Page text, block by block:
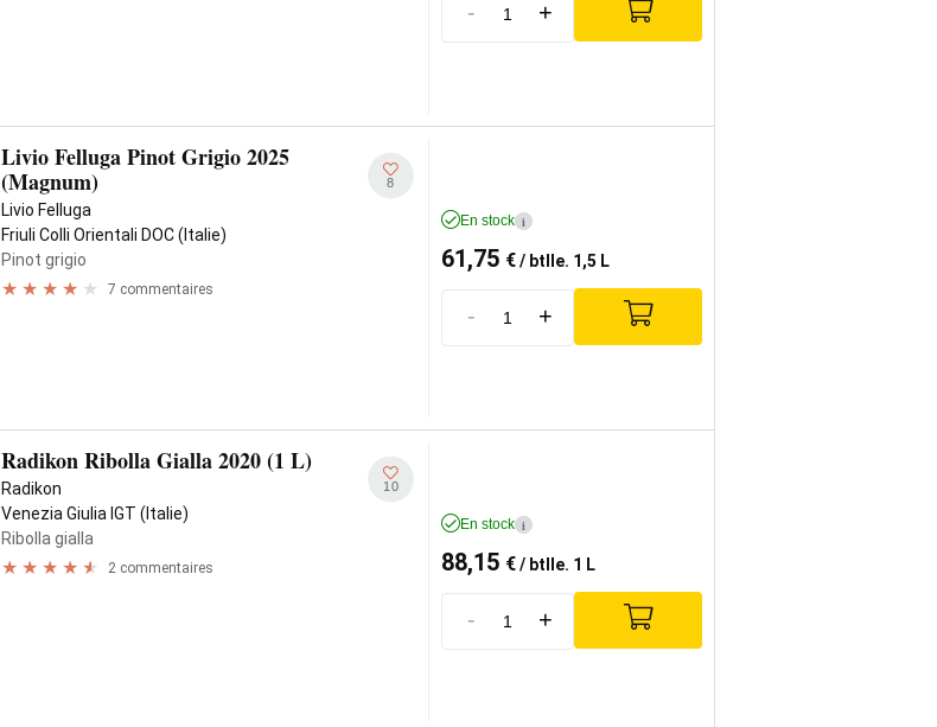
- +
Livio Felluga Pinot Grigio 2025
(Magnum)
Livio Felluga
Friuli Colli Orientali DOC (Italie)
Pinot grigio
7 commentaires
8
En stock i
61,75 €/ btlle. 1,5 L
- +
Radikon Ribolla Gialla 2020 (1 L)
Radikon
Venezia Giulia IGT (Italie)
Ribolla gialla
2 commentaires
10
En stock i
88,15 €/ btlle. 1 L
- +